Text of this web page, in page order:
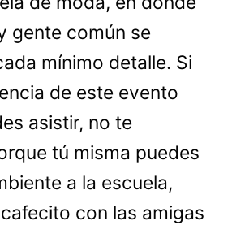
gente común se
mínimo detalle. Si
de este evento
asistir, no te
tú misma puedes
a la escuela,
con las amigas